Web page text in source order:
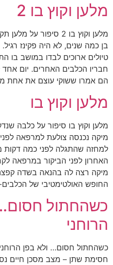
מלען וקוץ בו 2
מלען וקוץ בו 2 סיפור
בן כמה שנים, לא היה פקינז
טיולים ארוכים לבדו במושב בו
חבריו הכלבים האחרים. יום אחד
הם אמרו ששוקי עוצם את אחת
מלען וקוץ בו
מלען וקוץ בו סיפור על כלבה
מיקה נכנסה צולעת למרפאה
למחזה שהתגלה לפני כמה דקות
האחרון לפני הביקור במרפאה
מיקה רצה לה בהנאה בשדה
החופש האולטימטיבי של
כשהחתול
הרוחני
כשהחתול חסום… ולא בפן
חסימת שתן – מצב מסכן חיים